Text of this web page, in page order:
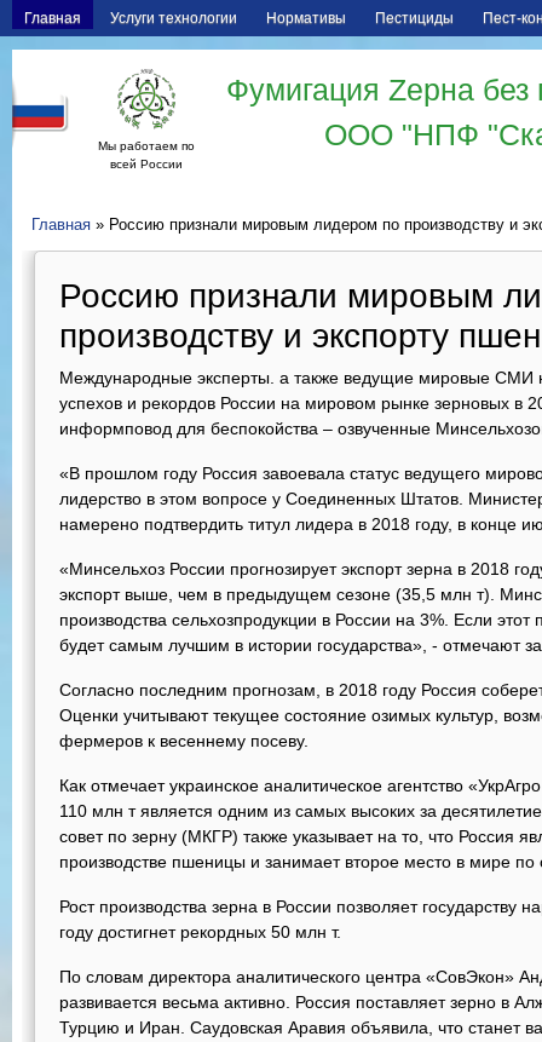
Главная Услуги технологии Нормативы Пестициды Пест-
Мы работаем по
всей России
Фумигация Zерна
ООО "НПФ
Главная » Россию признали мировым лидером по производству и
Россию признали мировым
производству и экспорту
Международные эксперты. а также ведущие мировые СМИ
успехов и рекордов России на мировом рынке зерновых в
информповод для беспокойства – озвученные
«В прошлом году Россия завоевала статус ведущего
лидерство в этом вопросе у Соединенных Штатов.
намерено подтвердить титул лидера в 2018 году, в конце
«Минсельхоз России прогнозирует экспорт зерна в 2018
экспорт выше, чем в предыдущем сезоне (35,5 млн т).
производства сельхозпродукции в России на 3%. Если этот
будет самым лучшим в истории государства», - отмечают
Согласно последним прогнозам, в 2018 году Россия
Оценки учитывают текущее состояние озимых культур,
фермеров к весеннему посеву.
Как отмечает украинское аналитическое агентство
110 млн т является одним из самых высоких за
совет по зерну (МКГР) также указывает на то, что Россия
производстве пшеницы и занимает второе место в мире по
Рост производства зерна в России позволяет государству
году достигнет рекордных 50 млн т.
По словам директора аналитического центра «СовЭкон»
развивается весьма активно. Россия поставляет зерно в
Турцию и Иран. Саудовская Аравия объявила, что станет